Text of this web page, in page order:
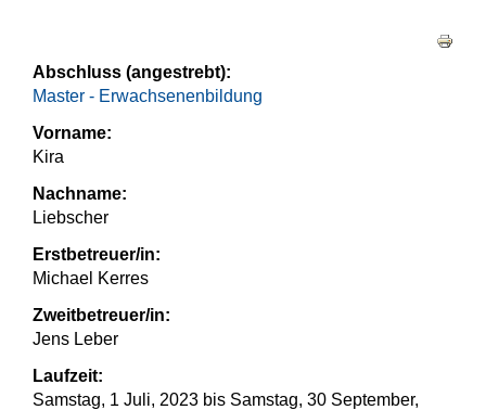
Abschluss (angestrebt):
Master - Erwachsenenbildung
Vorname:
Kira
Nachname:
Liebscher
Erstbetreuer/in:
Michael Kerres
Zweitbetreuer/in:
Jens Leber
Laufzeit:
Samstag, 1 Juli, 2023 bis Samstag, 30 September,